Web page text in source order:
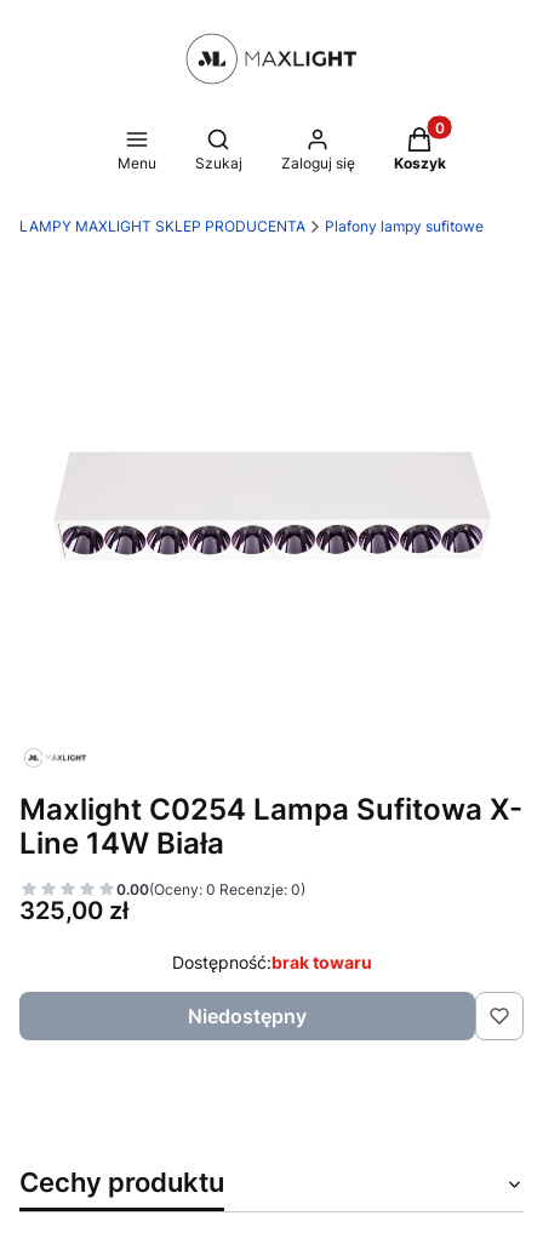
Menu
Otwórz wyszukiwarkę
Szukaj Zaloguj się
Produkty w
Koszyk
LAMPY MAXLIGHT SKLEP PRODUCENTA Plafony lampy sufitowe
Maxlight C0254 Lampa Sufitowa X-
Line 14W Biała
0.00(Oceny: 0 Recenzje: 0)
Cena
325,00 zł
Dostępność:brak towaru
Niedostępny
Cechy produktu